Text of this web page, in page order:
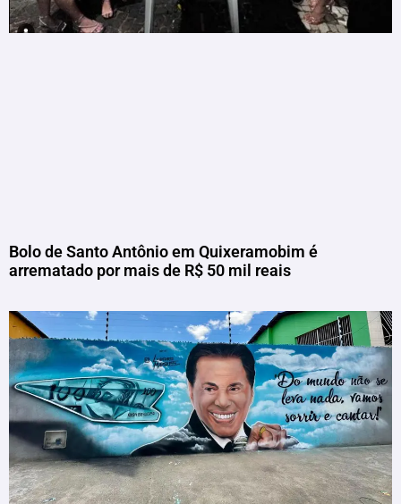
Bolo de Santo Antônio em Quixeramobim é
arrematado por mais de R$ 50 mil reais